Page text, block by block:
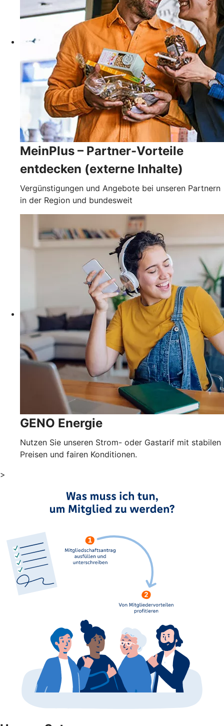
MeinPlus – Partner-Vorteile
entdecken (externe Inhalte)
Vergünstigungen und Angebote bei unseren Partnern
in der Region und bundesweit
GENO Energie
Nutzen Sie unseren Strom- oder Gastarif mit stabilen
Preisen und fairen Konditionen.
>